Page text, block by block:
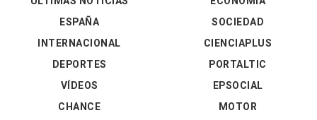
ESPAÑA
INTERNACIONAL
DEPORTES
VÍDEOS
SOCIEDAD
CIENCIAPLUS
PORTALTIC
EPSOCIAL
CHANCE
MOTOR